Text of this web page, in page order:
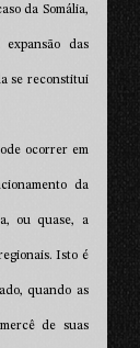
da Somália,
expansão das
se reconstitui
ocorrer em
da
ou quase, a
Isto é
quando as
de suas